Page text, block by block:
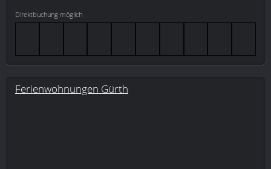
Direktbuchung möglich
Ferienwohnungen Gürth